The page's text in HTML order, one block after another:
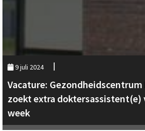
9 juli 2024
Vacature:
zoekt extra doktersassistent(e)
week